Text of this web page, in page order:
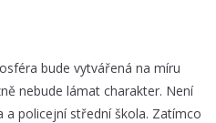
bude vytvářená na míru
nebude lámat charakter. Není
policejní střední škola. Zatímco